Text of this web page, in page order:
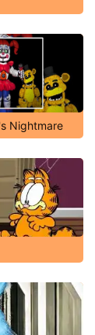
Nightmare